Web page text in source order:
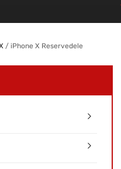
/ iPhone X Reservedele